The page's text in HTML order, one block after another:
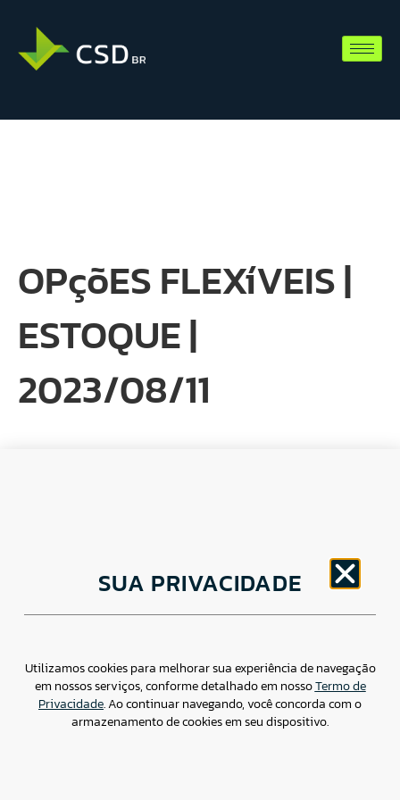
OPçõES FLEXíVEIS |
ESTOQUE |
2023/08/11
Av. Brigadeiro Faria Lima, 1779 – 5oAndar Jardim
Paulistano, São Paulo/ SP – CEP: 01452-914
Assessoria de imprensa: imprensa@csdbr.com
SUA PRIVACIDADE
Utilizamos cookies para melhorar sua experiência de navegação
em nossos serviços, conforme detalhado em nossoTermo de
Privacidade. Ao continuar navegando, você concorda com o
armazenamento de cookies em seu dispositivo.